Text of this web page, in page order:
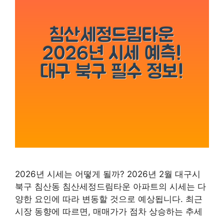
2026년 시세는 어떻게 될까? 2026년 2월 대구시
북구 침산동 침산세정드림타운 아파트의 시세는 다
양한 요인에 따라 변동할 것으로 예상됩니다. 최근
시장 동향에 따르면, 매매가가 점차 상승하는 추세